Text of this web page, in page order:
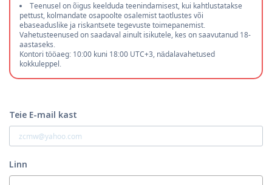
Teenusel on õigus keelduda teenindamisest, kui kahtlustatakse
pettust, kolmandate osapoolte osalemist taotlustes või
ebaseaduslike ja riskantsete tegevuste toimepanemist.
Vahetusteenused on saadaval ainult isikutele, kes on saavutanud 18-
aastaseks.
Kontori tööaeg: 10:00 kuni 18:00 UTC+3, nädalavahetused
kokkuleppel.
Teie E-mail kast
Linn